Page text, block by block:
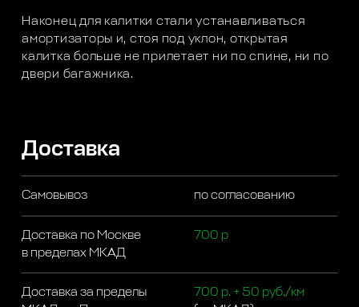
Наконец для калитки стали устанавливаться
амортизаторы и, стоя под уклон, открытая
калитка больше не прилетает ни по спине, ни по
двери багажника.
Доставка
Самовывоз по согласованию
Доставка по Москве
в пределах МКАД
700 р
Доставка за пределы
700 р. + 50 руб./км